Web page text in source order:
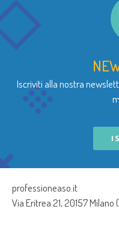
Iscriviti alla nostra
professioneaso.it
Via Eritrea 21, 20157 Milano